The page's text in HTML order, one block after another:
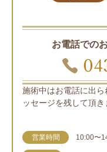
お電話での
施術中はお電話に出
ッセージを残して頂き
営業時間 10:00〜